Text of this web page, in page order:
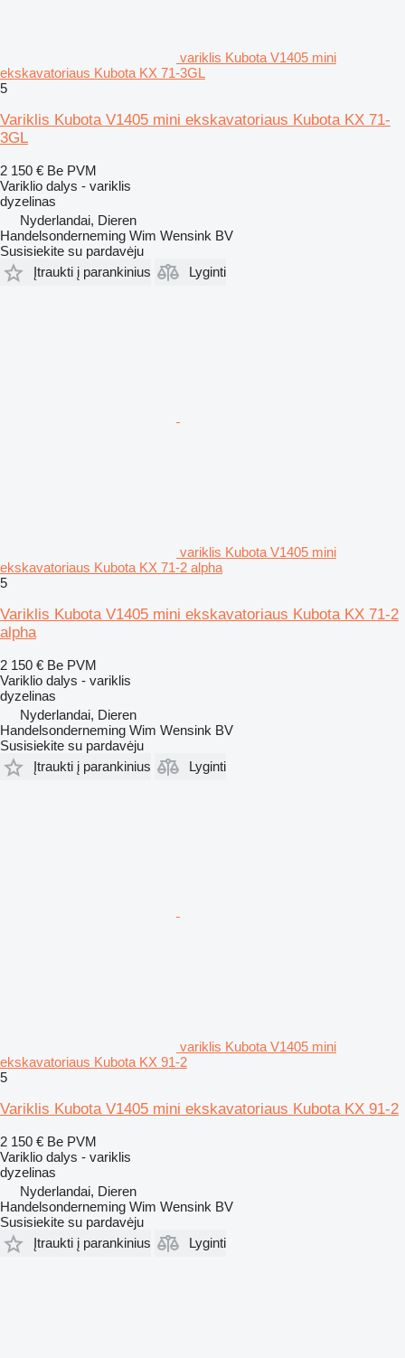
variklis Kubota V1405 mini
ekskavatoriaus Kubota KX 71-3GL
5
Variklis Kubota V1405 mini ekskavatoriaus Kubota KX 71-
3GL
2 150 € Be PVM
Variklio dalys - variklis
dyzelinas
Nyderlandai, Dieren
Handelsonderneming Wim Wensink BV
Susisiekite su pardavėju
Įtraukti į parankinius
Lyginti
variklis Kubota V1405 mini
ekskavatoriaus Kubota KX 71-2 alpha
5
Variklis Kubota V1405 mini ekskavatoriaus Kubota KX 71-2
alpha
2 150 € Be PVM
Variklio dalys - variklis
dyzelinas
Nyderlandai, Dieren
Handelsonderneming Wim Wensink BV
Susisiekite su pardavėju
Įtraukti į parankinius
Lyginti
variklis Kubota V1405 mini
ekskavatoriaus Kubota KX 91-2
5
Variklis Kubota V1405 mini ekskavatoriaus Kubota KX 91-2
2 150 € Be PVM
Variklio dalys - variklis
dyzelinas
Nyderlandai, Dieren
Handelsonderneming Wim Wensink BV
Susisiekite su pardavėju
Įtraukti į parankinius
Lyginti